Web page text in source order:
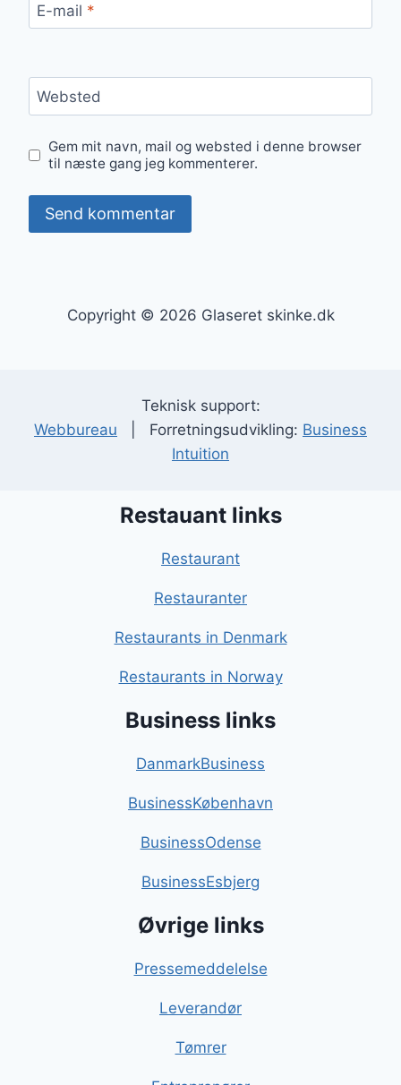
E-mail *
Websted
Gem mit navn, mail og websted i denne browser
til næste gang jeg kommenterer.
Copyright © 2026 Glaseret skinke.dk
Teknisk support:
Webbureau | Forretningsudvikling: Business
Intuition
Restauant links
Restaurant
Restauranter
Restaurants in Denmark
Restaurants in Norway
Business links
DanmarkBusiness
BusinessKøbenhavn
BusinessOdense
BusinessEsbjerg
Øvrige links
Pressemeddelelse
Leverandør
Tømrer